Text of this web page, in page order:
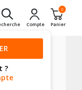
Compte
0
Panier
?